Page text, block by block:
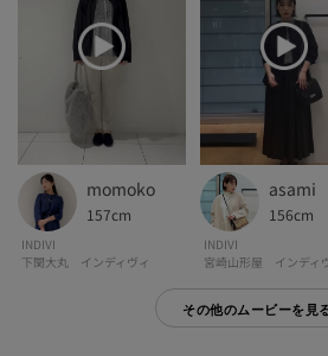
再入荷通知や、値下げ情報・在庫状況をメル
POINT.2
マイページでお気に入り一覧をチェックでき、
自分だけのお買い物リストがつくれる♪
-・-・-・-・-・-・-・-・-・-・-・-・-・-・-・-・
※照明の関係により、実際よりも色味が違って
パソコン・スマートフォンなどの環境により、
なる場合もございます。
momoko
157cm
INDIVI
下関大丸 インディヴィ
asami
156cm
INDIVI
宮崎山形屋 インディ
その他のムービーを見